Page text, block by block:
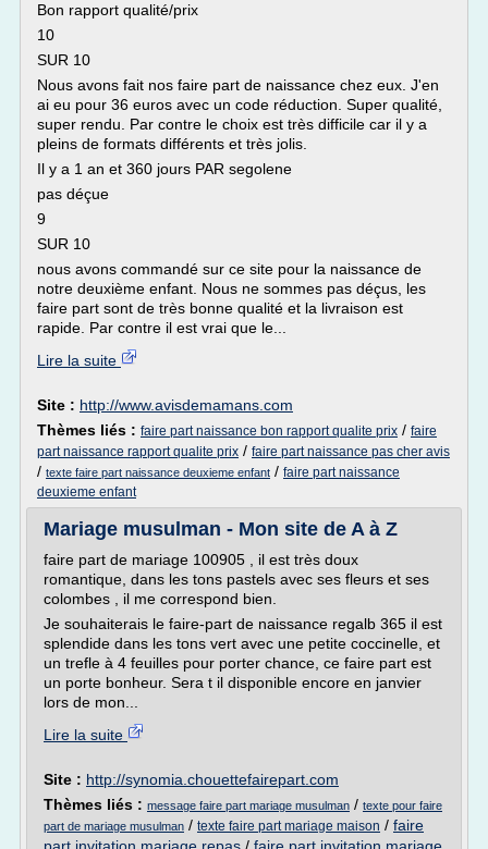
Bon rapport qualité/prix
10
SUR 10
Nous avons fait nos faire part de naissance chez eux. J'en
ai eu pour 36 euros avec un code réduction. Super qualité,
super rendu. Par contre le choix est très difficile car il y a
pleins de formats différents et très jolis.
Il y a 1 an et 360 jours PAR segolene
pas déçue
9
SUR 10
nous avons commandé sur ce site pour la naissance de
notre deuxième enfant. Nous ne sommes pas déçus, les
faire part sont de très bonne qualité et la livraison est
rapide. Par contre il est vrai que le...
Lire la suite
Site : http://www.avisdemamans.com
Thèmes liés : faire part naissance bon rapport qualite prix / faire
part naissance rapport qualite prix / faire part naissance pas cher avis
/ texte faire part naissance deuxieme enfant / faire part naissance
deuxieme enfant
Mariage musulman - Mon site de A à Z
faire part de mariage 100905 , il est très doux
romantique, dans les tons pastels avec ses fleurs et ses
colombes , il me correspond bien.
Je souhaiterais le faire-part de naissance regalb 365 il est
splendide dans les tons vert avec une petite coccinelle, et
un trefle à 4 feuilles pour porter chance, ce faire part est
un porte bonheur. Sera t il disponible encore en janvier
lors de mon...
Lire la suite
Site : http://synomia.chouettefairepart.com
Thèmes liés : message faire part mariage musulman / texte pour faire
part de mariage musulman / texte faire part mariage maison / faire